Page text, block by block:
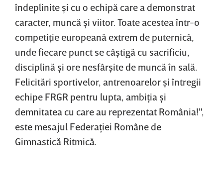
îndeplinite şi cu o echipă care a demonstrat
caracter, muncă şi viitor. Toate acestea într-o
competiţie europeană extrem de puternică,
unde fiecare punct se câştigă cu sacrificiu,
disciplină şi ore nesfârşite de muncă în sală.
Felicitări sportivelor, antrenoarelor şi întregii
echipe FRGR pentru lupta, ambiţia şi
demnitatea cu care au reprezentat România!",
este mesajul Federaţiei Române de
Gimnastică Ritmică.